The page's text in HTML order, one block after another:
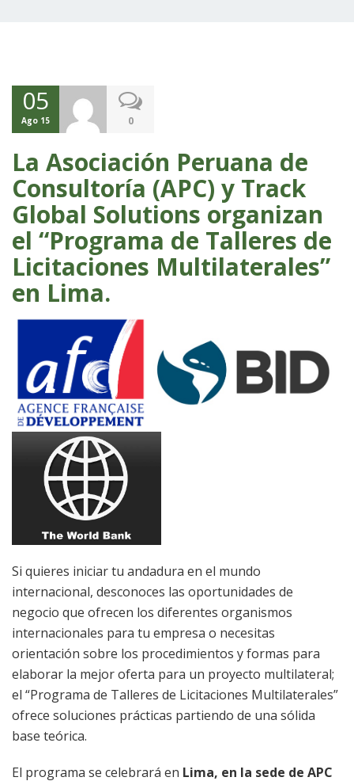
05
Ago 15 0
La Asociación Peruana de
Consultoría (APC) y Track
Global Solutions organizan
el “Programa de Talleres de
Licitaciones Multilaterales”
en Lima.
Si quieres iniciar tu andadura en el mundo
internacional, desconoces las oportunidades de
negocio que ofrecen los diferentes organismos
internacionales para tu empresa o necesitas
orientación sobre los procedimientos y formas para
elaborar la mejor oferta para un proyecto multilateral;
el “Programa de Talleres de Licitaciones Multilaterales”
ofrece soluciones prácticas partiendo de una sólida
base teórica.
El programa se celebrará en Lima, en la sede de APC